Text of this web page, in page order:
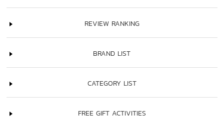
REVIEW RANKING
BRAND LIST
CATEGORY LIST
FREE GIFT ACTIVITIES